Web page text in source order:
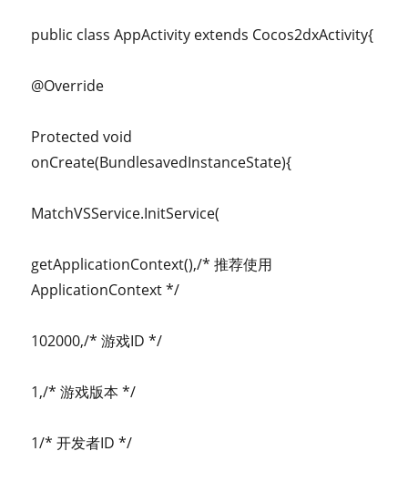
public class AppActivity extends Cocos2dxActivity{
@Override
Protected void
onCreate(BundlesavedInstanceState){
MatchVSService.InitService(
getApplicationContext(),/* 推荐使用
ApplicationContext */
102000,/* 游戏ID */
1,/* 游戏版本 */
1/* 开发者ID */